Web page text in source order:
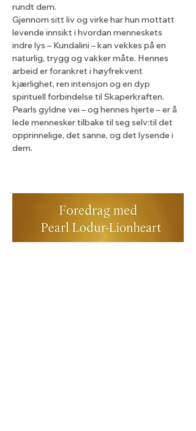
rundt dem.
Gjennom sitt liv og virke har hun mottatt
levende innsikt i hvordan menneskets
indre lys – Kundalini – kan vekkes på en
naturlig, trygg og vakker måte. Hennes
arbeid er forankret i høyfrekvent
kjærlighet, ren intensjon og en dyp
spirituell forbindelse til Skaperkraften.
Pearls gyldne vei – og hennes hjerte – er å
lede mennesker tilbake til seg selv:til det
opprinnelige, det sanne, og det lysende i
dem.